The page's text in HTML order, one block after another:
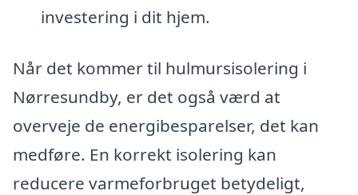
investering i dit hjem.
Når det kommer til hulmursisolering i
Nørresundby, er det også værd at
overveje de energibesparelser, det kan
medføre. En korrekt isolering kan
reducere varmeforbruget betydeligt,